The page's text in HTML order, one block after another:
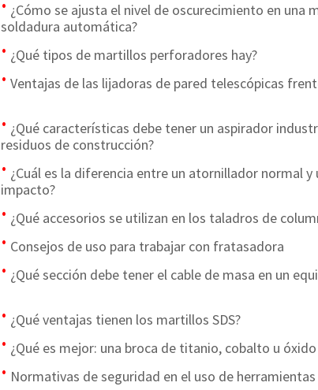
¿Cómo se ajusta el nivel de oscurecimiento en una
soldadura automática?
¿Qué tipos de martillos perforadores hay?
Ventajas de las lijadoras de pared telescópicas
¿Qué características debe tener un aspirador
residuos de construcción?
¿Cuál es la diferencia entre un atornillador normal
impacto?
¿Qué accesorios se utilizan en los taladros de
Consejos de uso para trabajar con fratasadora
¿Qué sección debe tener el cable de masa en un
¿Qué ventajas tienen los martillos SDS?
¿Qué es mejor: una broca de titanio, cobalto u
Normativas de seguridad en el uso de